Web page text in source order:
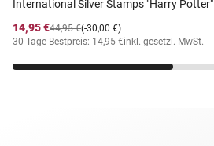
International Silver Stamps "Harry Potter"
14,95 €
(-30,00 €)
44,95 €
30-Tage-Bestpreis: 14,95 €inkl. gesetzl. MwSt.